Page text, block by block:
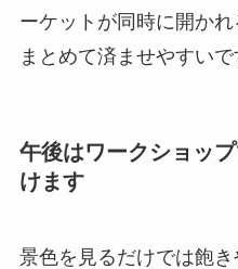
ーケットが同時に開か
まとめて済ませやすいで
午後はワークショッ
けます
景色を見るだけでは飽